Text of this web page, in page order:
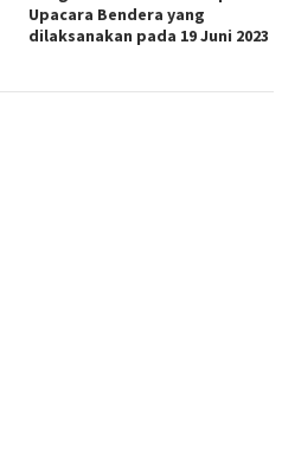
Upacara Bendera yang
dilaksanakan pada 19 Juni 2023